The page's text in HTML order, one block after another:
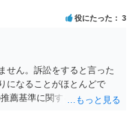
解決できない時には、区市
す。また、都道府県には
されています。 認可保育所
補助金を受けている施設
にありますから、役所も相
役にたった 3
せん。訴訟をすると言った
になることがほとんどで
薦基準に関する資料とご相